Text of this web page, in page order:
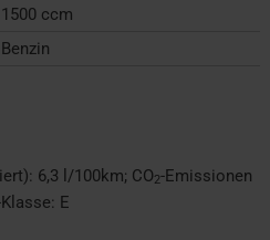
1500 ccm
Benzin
6,3 l/100km; CO2-Emissionen
E